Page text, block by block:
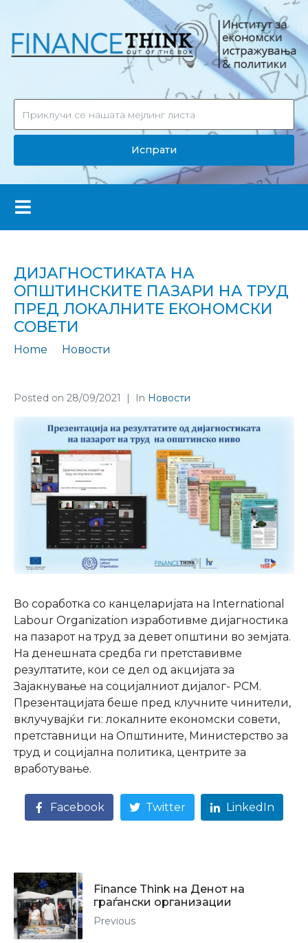
Испрати
ДИЈАГНОСТИКАТА НА
ОПШТИНСКИТЕ ПАЗАРИ НА ТРУД
ПРЕД ЛОКАЛНИТЕ ЕКОНОМСКИ
СОВЕТИ
Home
Новости
Posted on 28/09/2021 In Новости
Во соработка со канцеларијата на International
Labour Organization изработивме дијагностика
на пазарот на труд за девет општини во земјата.
На денешната средба ги претставивме
резултатите, кои се дел од акцијата за
Зајакнување на социјалниот дијалог- РСМ .
Презентацијата беше пред клучните чинители,
вклучувајќи ги: локалните економски совети,
претставници на Општините, Министерство за
труд и социјална политика, центрите за
вработување.
Facebook Twitter LinkedIn
Finance Think на Денот на
граѓански организации
Previous